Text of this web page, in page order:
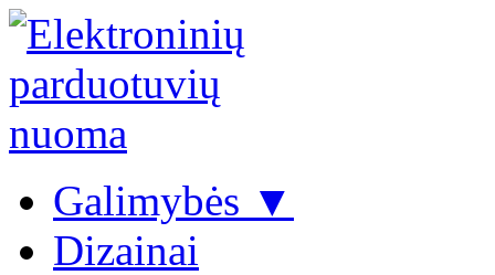
Galimybės ▼
Dizainai